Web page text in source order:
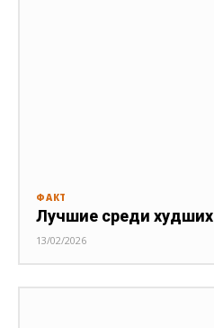
ФАКТ
Лучшие среди худших
13/02/2026